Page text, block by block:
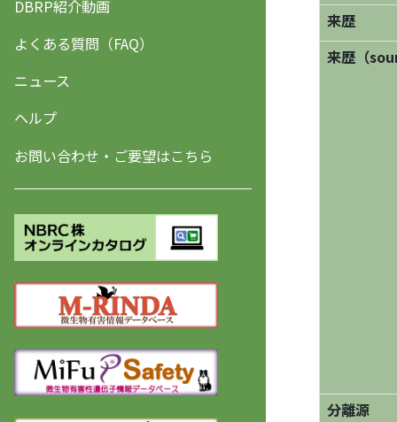
DBRP紹介動画
よくある質問（FAQ）
ニュース
ヘルプ
お問い合わせ・ご要望はこちら
来歴
来歴（
分離源